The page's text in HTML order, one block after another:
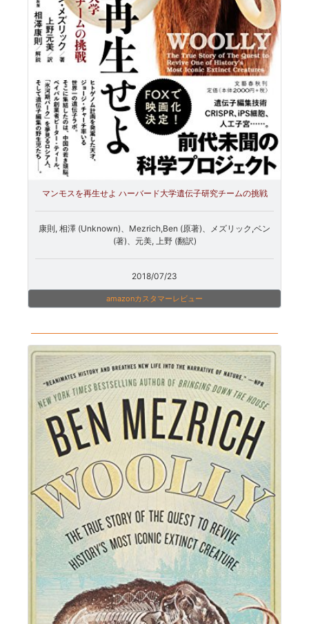
マンモスを再生せよ ハーバード大学遺伝子研究チームの挑戦
康則, 相澤 (Unknown)、Mezrich,Ben (原著)、メズリック,ベン
(著)、元美, 上野 (翻訳)
2018/07/23
amazonカスタマーレビュー